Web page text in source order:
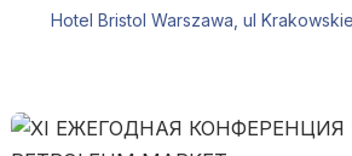
Hotel Bristol Warszawa, ul